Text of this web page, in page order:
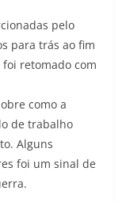
pelo
para trás ao fim
retomado com
como a
de trabalho
Alguns
foi um sinal de